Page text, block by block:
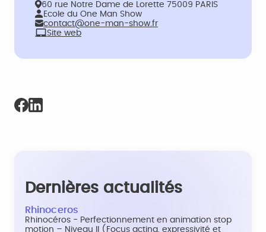
60 rue Notre Dame de Lorette 75009 PARIS
Ecole du One Man Show
contact@one-man-show.fr
Site web
Dernières actualités
Rhinoceros
Rhinocéros - Perfectionnement en animation stop
motion – Niveau II (Focus acting, expressivité et